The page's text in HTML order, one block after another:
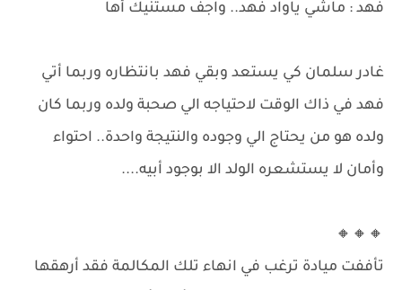
فهد : ماشي ياواد فهد.. واجف مستنيك أها
غادر سلمان كي يستعد وبقي فهد بانتظاره وربما أتي
فهد في ذاك الوقت لاحتياجه الي صحبة ولده وربما كان
ولده هو من يحتاج الي وجوده والنتيجة واحدة.. احتواء
وأمان لا يستشعره الولد الا بوجود أبيه....
🔸🔸🔸
تأففت ميادة ترغب في انهاء تلك المكالمة فقد أرهقها